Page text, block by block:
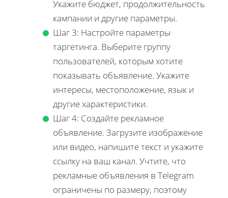
Укажите бюджет, продолжительность
кампании и другие параметры.
Шаг 3: Настройте параметры
таргетинга. Выберите группу
пользователей, которым хотите
показывать объявление. Укажите
интересы, местоположение, язык и
другие характеристики.
Шаг 4: Создайте рекламное
объявление. Загрузите изображение
или видео, напишите текст и укажите
ссылку на ваш канал. Учтите, что
рекламные объявления в Telegram
ограничены по размеру, поэтому